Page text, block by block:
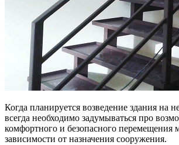
Когда планируется возведение здания на
всегда необходимо задумываться про
комфортного и безопасного перемещения
зависимости от назначения сооружения.